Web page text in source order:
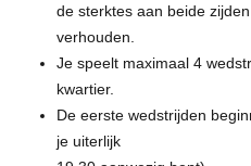
de sterktes aan beide
verhouden.
Je speelt maximaal 4
kwartier.
De eerste wedstrijden
je uiterlijk